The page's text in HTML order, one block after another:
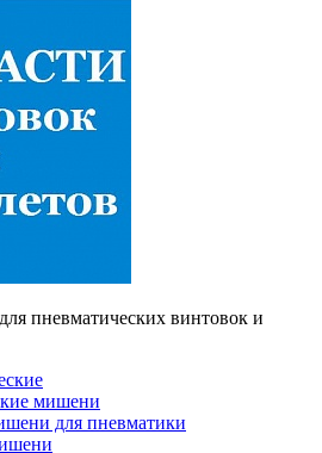
пневматических винтовок и
мишени
для пневматики